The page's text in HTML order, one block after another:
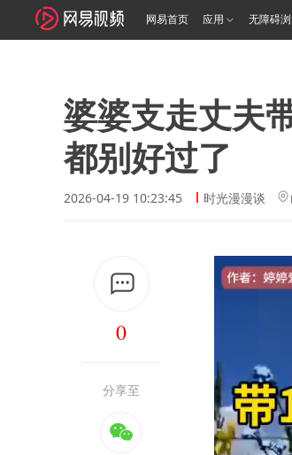
网易首页 应用 无障碍
婆婆支走丈夫
都别好过了
2026-04-19 10:23:45 时光漫漫谈
0
分享至